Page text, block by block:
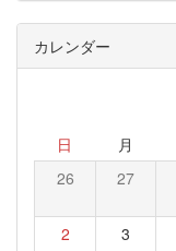
カレンダー
日 月
26 27
2 3